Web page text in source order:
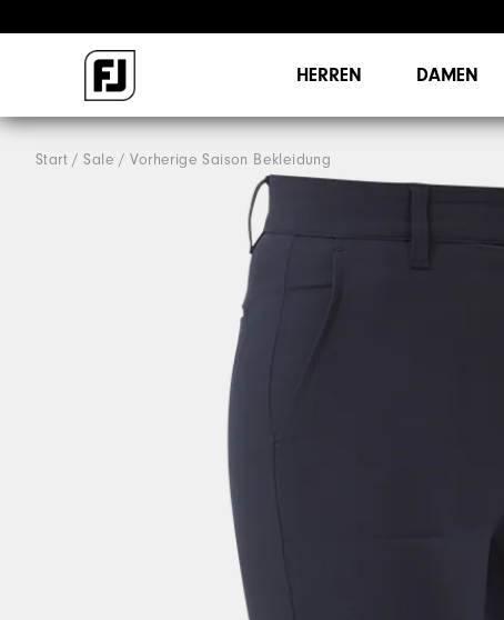
HERREN DAMEN
Start Sale Vorherige Saison Bekleidung